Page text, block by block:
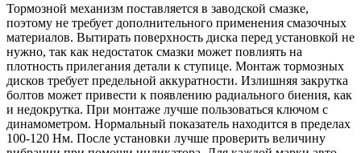
Тормозной механизм поставляется в заводской смазке,
поэтому не требует дополнительного применения смазочных
материалов. Вытирать поверхность диска перед установкой не
нужно, так как недостаток смазки может повлиять на
плотность прилегания детали к ступице. Монтаж тормозных
дисков требует предельной аккуратности. Излишняя закрутка
болтов может привести к появлению радиального биения, как
и недокрутка. При монтаже лучше пользоваться ключом с
динамометром. Нормальный показатель находится в пределах
100-120 Нм. После установки лучше проверить величину